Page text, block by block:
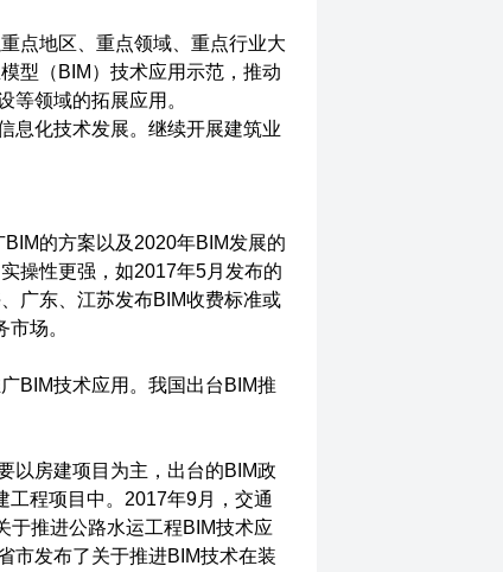
点地区、重点领域、重点行业大
型（BIM）技术应用示范，推动
等领域的拓展应用。
息化技术发展。继续开展建筑业
的方案以及2020年BIM发展的
操性更强，如2017年5月发布的
广东、江苏发布BIM收费标准或
场。
BIM技术应用。我国出台BIM推
以房建项目为主，出台的BIM政
工程项目中。2017年9月，交通
于推进公路水运工程BIM技术应
市发布了关于推进BIM技术在装